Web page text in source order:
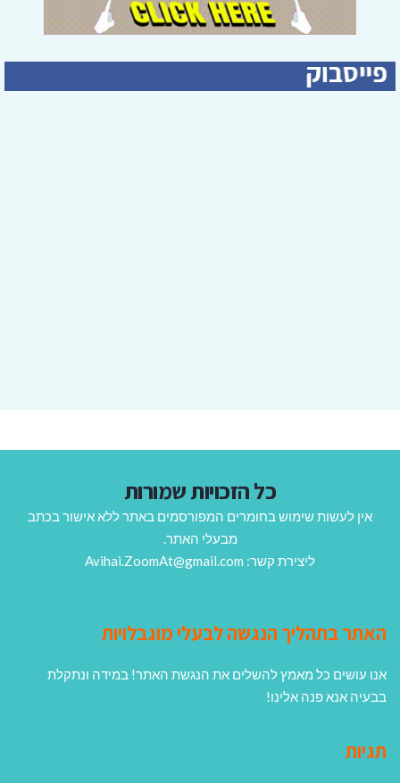
כל הזכויות שמורות
אין לעשות שימוש בחומרים המפורסמים באתר ללא אישור בכתב
מבעלי האתר.
ליצירת קשר: Avihai.ZoomAt@gmail.com
האתר בתהליך הנגשה לבעלי מוגבלויות
אנו עושים כל מאמץ להשלים את הנגשת האתר! במידה ונתקלת
בבעיה אנא פנה אלינו!
תגיות